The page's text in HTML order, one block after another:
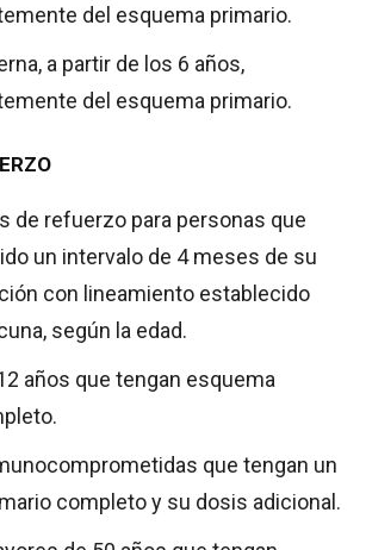
del esquema primario.
a partir de los 6 años,
del esquema primario.
de refuerzo para personas que
un intervalo de 4 meses de su
con lineamiento establecido
según la edad.
años que tengan esquema
que tengan un
completo y su dosis adicional.